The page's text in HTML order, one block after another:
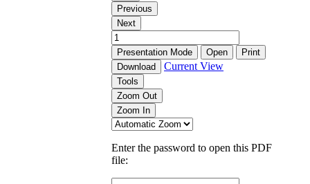
Previous
Next
Presentation Mode Open
Print
Download
Current View
Tools
Zoom Out
Zoom In
Enter the password to open this PDF
file: